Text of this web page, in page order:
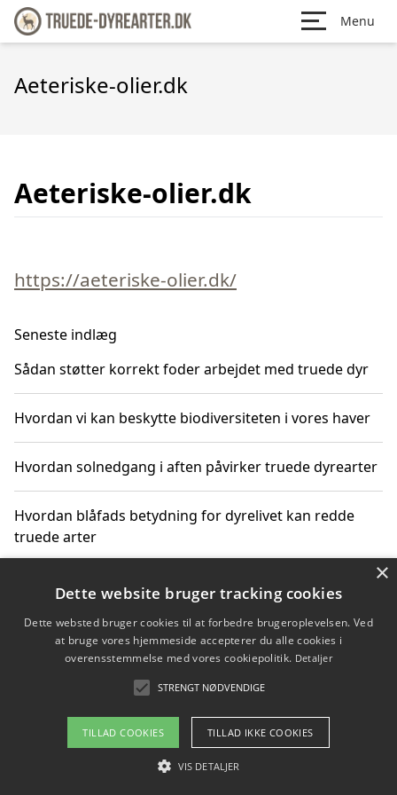
Menu
Aeteriske-olier.dk
Aeteriske-olier.dk
https://aeteriske-olier.dk/
Seneste indlæg
Sådan støtter korrekt foder arbejdet med truede dyr
Hvordan vi kan beskytte biodiversiteten i vores haver
Hvordan solnedgang i aften påvirker truede dyrearter
Hvordan blåfads betydning for dyrelivet kan redde
truede arter
Hvordan kan gaver til unge voksne støtte bevarelsen
Copyright 2026 - Pilanto Aps
Om / kontakt
Blog Betingelser
×
Dette website bruger tracking cookies
Dette websted bruger cookies til at forbedre brugeroplevelsen. Ved
at bruge vores hjemmeside accepterer du alle cookies i
overensstemmelse med vores cookiepolitik. Detaljer
STRENGT NØDVENDIGE
TILLAD COOKIES TILLAD IKKE COOKIES
VIS DETALJER